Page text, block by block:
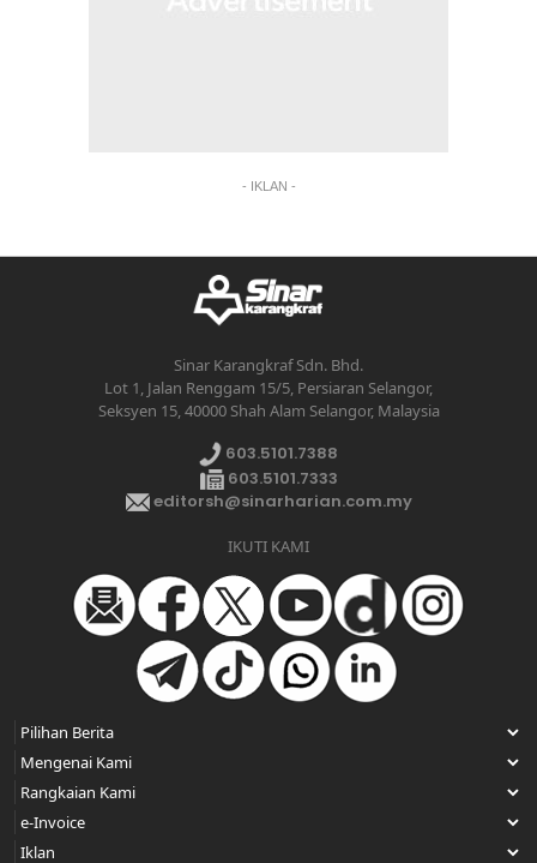
- IKLAN -
Sinar Karangkraf Sdn. Bhd.
Lot 1, Jalan Renggam 15/5, Persiaran Selangor,
Seksyen 15, 40000 Shah Alam Selangor, Malaysia
603.5101.7388
603.5101.7333
editorsh@sinarharian.com.my
IKUTI KAMI